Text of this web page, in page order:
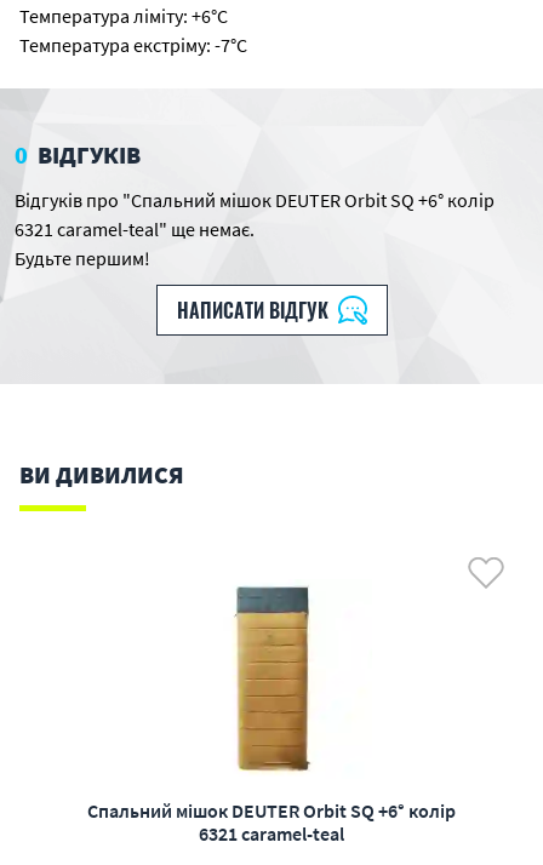
Температура ліміту: +6°C
Температура екстріму: -7°C
0 ВІДГУКІВ
Відгуків про "Спальний мішок DEUTER Orbit SQ +6° колір
6321 caramel-teal" ще немає.
Будьте першим!
НАПИСАТИ ВІДГУК
ВИ ДИВИЛИСЯ
Спальний мішок DEUTER Orbit SQ +6° колір
6321 caramel-teal